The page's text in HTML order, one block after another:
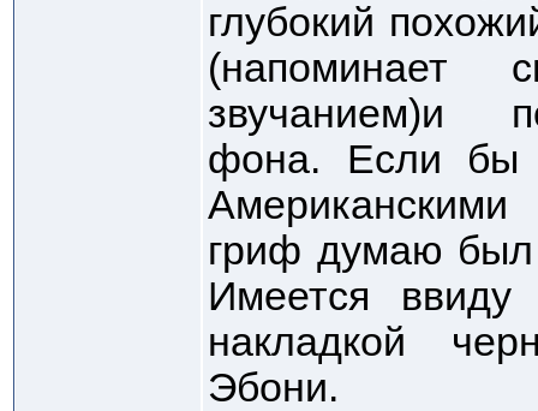
глубокий
(напоминает
звучанием)и
фона. Если бы
гриф думаю
Имеется ввиду
накладкой
Эбони.